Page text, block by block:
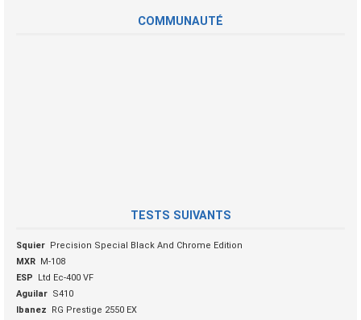
COMMUNAUTÉ
TESTS SUIVANTS
Squier Precision Special Black And Chrome Edition
MXR M-108
ESP
Ltd Ec-400 VF
Aguilar S410
Ibanez
RG Prestige 2550 EX